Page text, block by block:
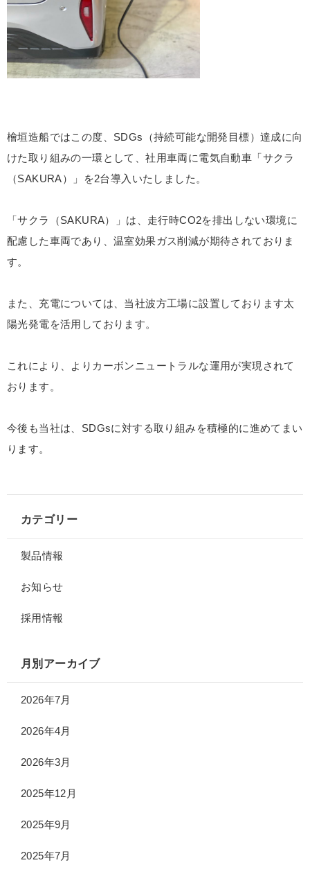
檜垣造船ではこの度、SDGs（持続可能な開発目標）達成に向
けた取り組みの一環として、社用車両に電気自動車「サクラ
（SAKURA）」を2台導入いたしました。
「サクラ（SAKURA）」は、走行時CO2を排出しない環境に
配慮した車両であり、温室効果ガス削減が期待されておりま
す。
また、充電については、当社波方工場に設置しております太
陽光発電を活用しております。
これにより、よりカーボンニュートラルな運用が実現されて
おります。
今後も当社は、SDGsに対する取り組みを積極的に進めてまい
ります。
カテゴリー
製品情報
お知らせ
採用情報
月別アーカイブ
2026年7月
2026年4月
2026年3月
2025年12月
2025年9月
2025年7月